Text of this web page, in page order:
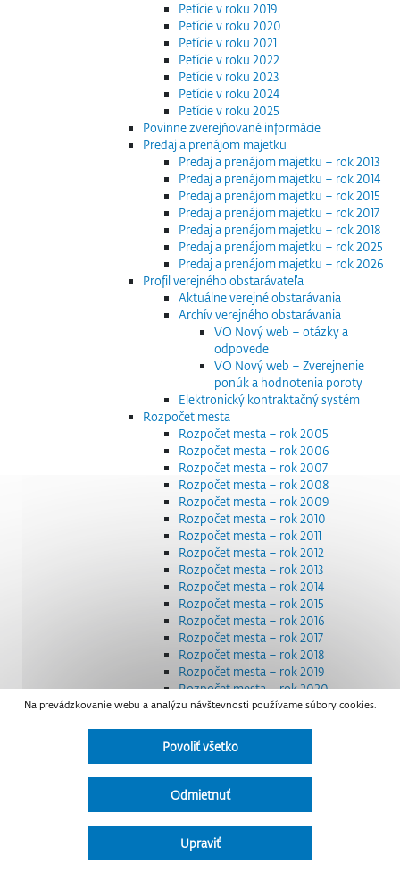
Petície v roku 2019
Petície v roku 2020
Petície v roku 2021
Petície v roku 2022
Petície v roku 2023
Petície v roku 2024
Petície v roku 2025
Povinne zverejňované informácie
Predaj a prenájom majetku
Predaj a prenájom majetku – rok 2013
Predaj a prenájom majetku – rok 2014
Predaj a prenájom majetku – rok 2015
Predaj a prenájom majetku – rok 2017
Predaj a prenájom majetku – rok 2018
Predaj a prenájom majetku – rok 2025
Predaj a prenájom majetku – rok 2026
Profil verejného obstarávateľa
Aktuálne verejné obstarávania
Archív verejného obstarávania
VO Nový web – otázky a
odpovede
VO Nový web – Zverejnenie
ponúk a hodnotenia poroty
Elektronický kontraktačný systém
Rozpočet mesta
Rozpočet mesta – rok 2005
Rozpočet mesta – rok 2006
Rozpočet mesta – rok 2007
Rozpočet mesta – rok 2008
Rozpočet mesta – rok 2009
Rozpočet mesta – rok 2010
Rozpočet mesta – rok 2011
Rozpočet mesta – rok 2012
Rozpočet mesta – rok 2013
Rozpočet mesta – rok 2014
Rozpočet mesta – rok 2015
Rozpočet mesta – rok 2016
Rozpočet mesta – rok 2017
Rozpočet mesta – rok 2018
Rozpočet mesta – rok 2019
Rozpočet mesta – rok 2020
Rozpočet mesta – rok 2021
Rozpočet mesta – rok 2023
Rozpočet mesta – rok 2024
Rozpočet mesta – rok 2026
Strategické dokumenty
Transparentnosť a výdavky na štátnu reklamu
Úradná tabuľa
Na prevádzkovanie webu a analýzu návštevnosti používame súbory cookies.
Povoliť všetko
Odmietnuť
Upraviť